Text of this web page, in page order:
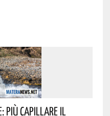
Più Capillare Il